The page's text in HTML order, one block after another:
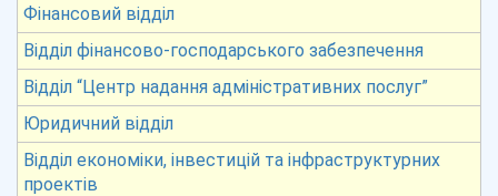
Фінансовий відділ
Відділ фінансово-господарського забезпечення
Відділ “Центр надання адміністративних послуг”
Юридичний відділ
Відділ економіки, інвестицій та інфраструктурних
проектів